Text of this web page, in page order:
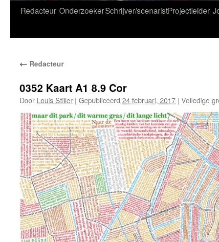
Redacteur OnderzoekerSchrijver/scenaristProjectleider
← Redacteur
0352 Kaart A1 8.9 Cor
Door Louis Stiller | Gepubliceerd 24 februari, 2017 | Volledige